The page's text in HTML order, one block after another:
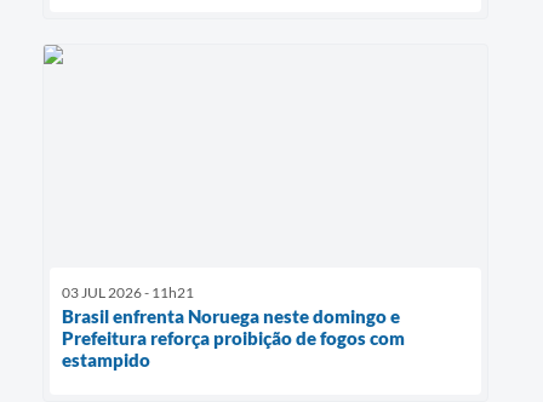
03 JUL 2026 - 11h21
Brasil enfrenta Noruega neste domingo e
Prefeitura reforça proibição de fogos com
estampido